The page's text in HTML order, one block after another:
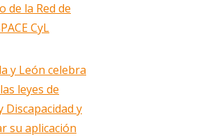
de la Red de
CyL
y León celebra
leyes de
Discapacidad y
su aplicación